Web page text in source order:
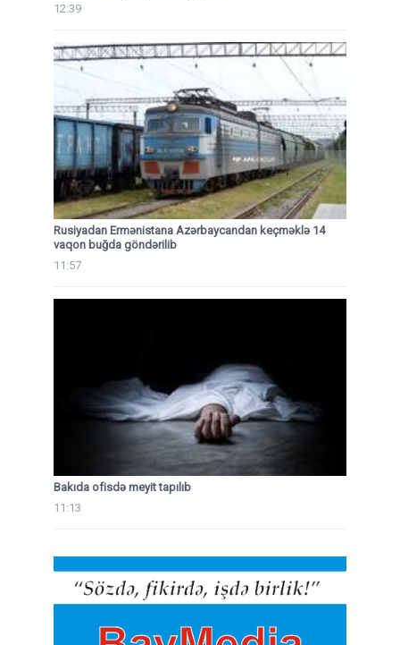
12:39
Rusiyadan Ermənistana Azərbaycandan keçməklə 14
vaqon buğda göndərilib
11:57
Bakıda ofisdə meyit tapılıb
11:13